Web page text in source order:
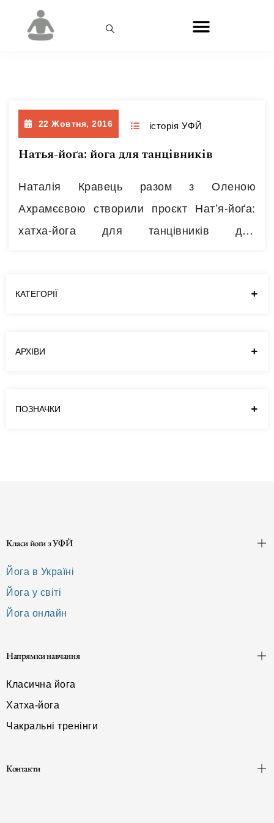
22 Жовтня, 2016 історія УФЙ
Натья-йоґа: йога для танцівників
Наталія Кравець разом з Оленою
Ахрамєєвою створили проєкт Натʼя-йоґа:
хатха-йога для танцівників для
КАТЕГОРІЇ
АРХІВИ
ПОЗНАЧКИ
Класи йоґи з УФЙ
Йога в Україні
Йога у світі
Йога онлайн
Напрямки навчання
Класична йога
Хатха-йога
Чакральні тренінги
Контакти